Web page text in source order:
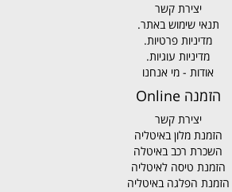
יצירת קשר
תנאי שימוש באתר.
מדיניות פרטיות.
מדיניות עוגיות.
אודות - מי אנחנו
הזמנה Online
יצירת קשר
הזמנת מלון באיטליה
השכרת רכב באיטלה
הזמנת טיסה לאיטליה
הזמנת הפלגה באיטליה